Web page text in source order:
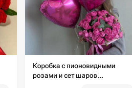
Коробка с пионовидными
розами и сет шаров